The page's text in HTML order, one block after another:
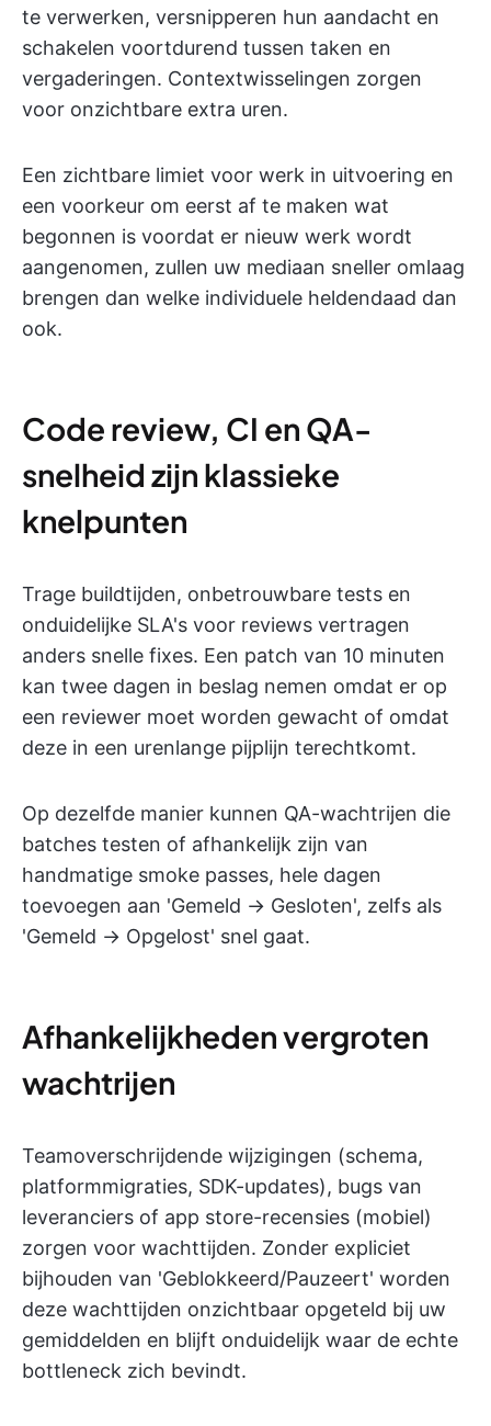
te verwerken, versnipperen hun aandacht en
schakelen voortdurend tussen taken en
vergaderingen. Contextwisselingen zorgen
voor onzichtbare extra uren.
Een zichtbare limiet voor werk in uitvoering en
een voorkeur om eerst af te maken wat
begonnen is voordat er nieuw werk wordt
aangenomen, zullen uw mediaan sneller omlaag
brengen dan welke individuele heldendaad dan
ook.
Code review, CI en QA-
snelheid zijn klassieke
knelpunten
Trage buildtijden, onbetrouwbare tests en
onduidelijke SLA's voor reviews vertragen
anders snelle fixes. Een patch van 10 minuten
kan twee dagen in beslag nemen omdat er op
een reviewer moet worden gewacht of omdat
deze in een urenlange pijplijn terechtkomt.
Op dezelfde manier kunnen QA-wachtrijen die
batches testen of afhankelijk zijn van
handmatige smoke passes, hele dagen
toevoegen aan 'Gemeld → Gesloten', zelfs als
'Gemeld → Opgelost' snel gaat.
Afhankelijkheden vergroten
wachtrijen
Teamoverschrijdende wijzigingen (schema,
platformmigraties, SDK-updates), bugs van
leveranciers of app store-recensies (mobiel)
zorgen voor wachttijden. Zonder expliciet
bijhouden van 'Geblokkeerd/Pauzeert' worden
deze wachttijden onzichtbaar opgeteld bij uw
gemiddelden en blijft onduidelijk waar de echte
bottleneck zich bevindt.